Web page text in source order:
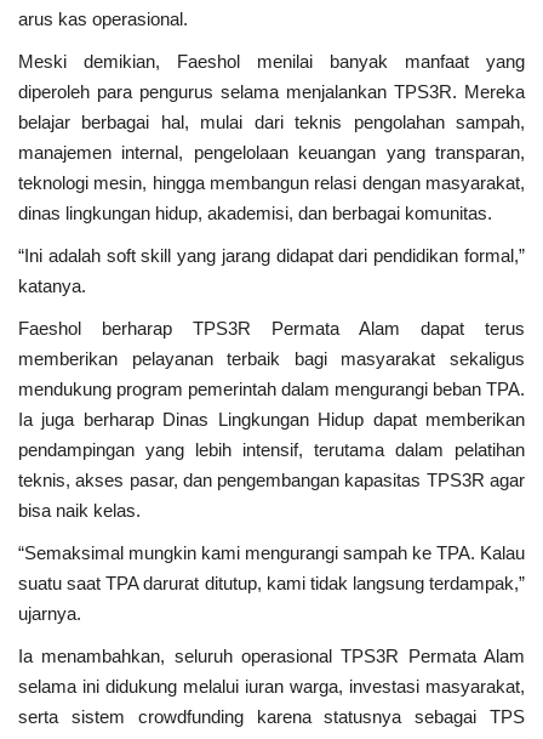
arus kas operasional.
Meski demikian, Faeshol menilai banyak manfaat yang
diperoleh para pengurus selama menjalankan TPS3R. Mereka
belajar berbagai hal, mulai dari teknis pengolahan sampah,
manajemen internal, pengelolaan keuangan yang transparan,
teknologi mesin, hingga membangun relasi dengan masyarakat,
dinas lingkungan hidup, akademisi, dan berbagai komunitas.
“Ini adalah soft skill yang jarang didapat dari pendidikan formal,”
katanya.
Faeshol berharap TPS3R Permata Alam dapat terus
memberikan pelayanan terbaik bagi masyarakat sekaligus
mendukung program pemerintah dalam mengurangi beban TPA.
Ia juga berharap Dinas Lingkungan Hidup dapat memberikan
pendampingan yang lebih intensif, terutama dalam pelatihan
teknis, akses pasar, dan pengembangan kapasitas TPS3R agar
bisa naik kelas.
“Semaksimal mungkin kami mengurangi sampah ke TPA. Kalau
suatu saat TPA darurat ditutup, kami tidak langsung terdampak,”
ujarnya.
Ia menambahkan, seluruh operasional TPS3R Permata Alam
selama ini didukung melalui iuran warga, investasi masyarakat,
serta sistem crowdfunding karena statusnya sebagai TPS